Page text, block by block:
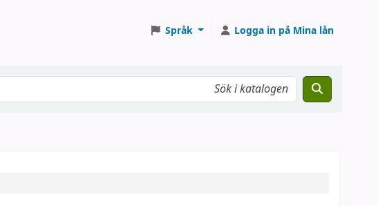
Språk Logga in på Mina lån